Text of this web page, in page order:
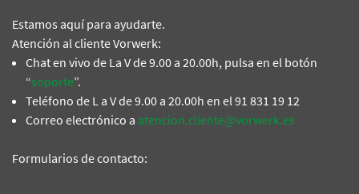
Estamos aquí para ayudarte.
Atención al cliente Vorwerk:
Chat en vivo de La V de 9.00 a 20.00h, pulsa en el botón
“soporte”.
Teléfono de L a V de 9.00 a 20.00h en el 91 831 19 12
Correo electrónico a atencion.cliente@vorwerk.es
Formularios de contacto: